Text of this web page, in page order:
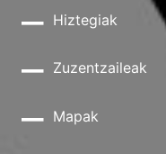
Hiztegiak
Zuzentzaileak
Mapak